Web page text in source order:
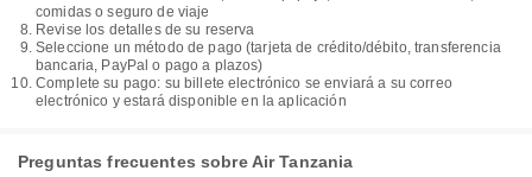
comidas o seguro de viaje
Revise los detalles de su reserva
Seleccione un método de pago (tarjeta de crédito/débito, transferencia
bancaria, PayPal o pago a plazos)
Complete su pago: su billete electrónico se enviará a su correo
electrónico y estará disponible en la aplicación
Preguntas frecuentes sobre Air Tanzania